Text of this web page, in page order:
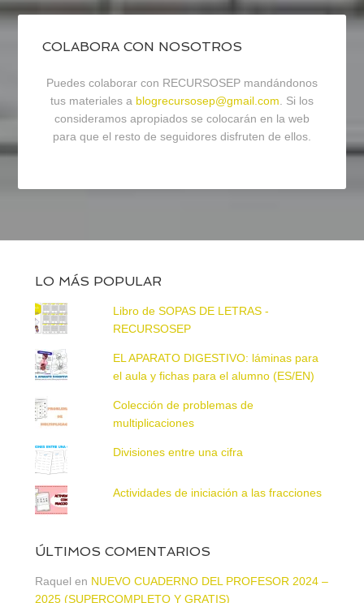
COLABORA CON NOSOTROS
Puedes colaborar con RECURSOSEP mandándonos
tus materiales a blogrecursosep@gmail.com. Si los
consideramos apropiados se colocarán en la web
para que el resto de seguidores disfruten de ellos.
LO MÁS POPULAR
Libro de SOPAS DE LETRAS -
RECURSOSEP
EL APARATO DIGESTIVO: láminas para
el aula y fichas para el alumno (ES/EN)
Colección de problemas de
multiplicaciones
Divisiones entre una cifra
Actividades de iniciación a las fracciones
ÚLTIMOS COMENTARIOS
Raquel en NUEVO CUADERNO DEL PROFESOR 2024 –
2025 (SUPERCOMPLETO Y GRATIS)